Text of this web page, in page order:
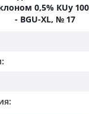
0,5% КUу
- BGU-XL, № 17